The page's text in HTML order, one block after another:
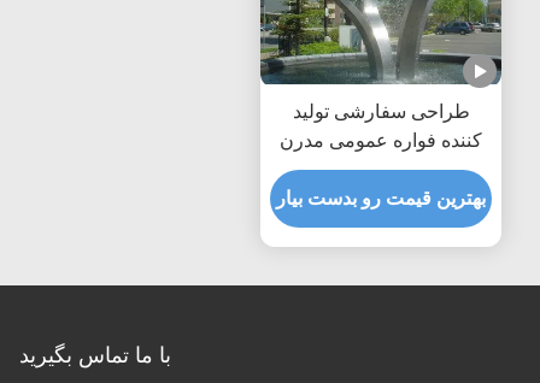
طراحی سفارشی تولید
کننده فواره عمومی مدرن
استیل ضد زنگ ویژگی آب در
فضای باز
بهترین قیمت رو بدست بیار
با ما تماس بگیرید